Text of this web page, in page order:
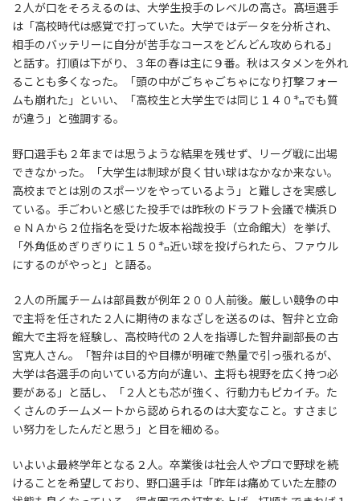
２人が口をそろえるのは、大学生投手のレベルの高さ。髙垣選手
は「高校時代は感覚で打っていた。大学ではデータを分析され、
相手のバッテリーに自分が苦手なコースをどんどん攻められる」
と話す。打順は下がり、３年の春は主に９番。秋はスタメンを外れ
ることも多くなった。「頭の中がごちゃごちゃになり打撃フォー
ムも崩れた」といい、「高校生と大学生では同じ１４０㌔でも質
が違う」と強調する。
野口選手も２年までは思うような結果を残せず、リーグ戦に出場
できなかった。「大学生は制球が良く甘い球はなかなか来ない。
高校までとは別のスポーツをやっているよう」と難しさを実感し
ている。手ごわいと感じた投手では昨秋のドラフト会議で横浜Ｄ
ｅＮＡから２位指名を受けた坂本裕哉投手（立命館大）を挙げ、
「外角低めぎりぎりに１５０㌔近い球を投げられたら、ファウル
にするのがやっと」と語る。
２人の所属チームは部員数が例年２００人前後。厳しい競争の中
で主将を任された２人に期待のまなざしを送るのは、智弁と立命
館大で主将を経験し、高校時代の２人を指導した智弁副部長の古
宮克人さん。「智弁は目的や目標が明確で熱量で引っ張れるが、
大学は各選手の向いている方向が違い、主将も視野を広く持つ必
要がある」と話し、「２人とも芯が強く、行動力もピカイチ。た
くさんのチームメートから認められるのは大変なこと。すさまじ
い努力をしたんだと思う」と目を細める。
いよいよ最終学年となる２人。卒業後は社会人やプロで野球を続
けることを希望しており、野口選手は「昨年は痛めていた左膝の